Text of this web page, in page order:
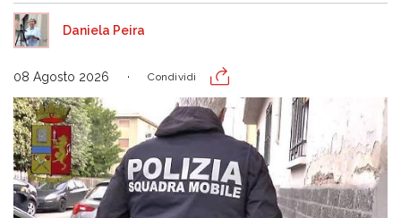
Daniela Peira
08 Agosto 2026 Condividi